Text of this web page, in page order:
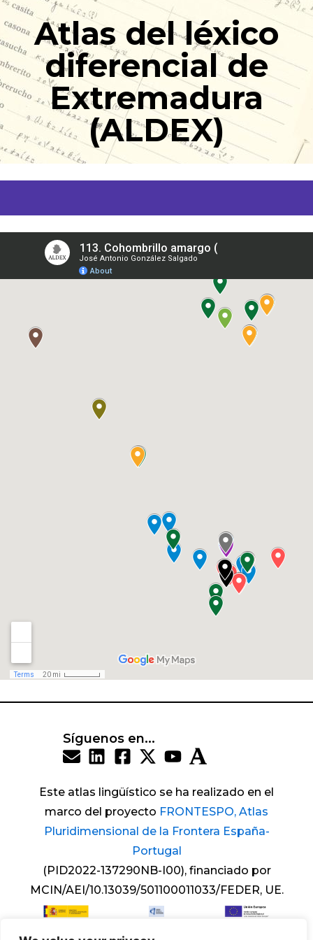
Ir
al
contenidoAtlas del léxico
diferencial de
Extremadura
(ALDEX)
Síguenos en...
Este atlas lingüístico se ha realizado en el
marco del proyecto FRONTESPO, Atlas
Pluridimensional de la Frontera España-
Portugal
(PID2022-137290NB-I00), financiado por
MCIN/AEI/10.13039/501100011033/FEDER, UE.